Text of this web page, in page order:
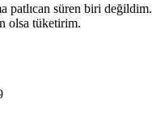
patlıcan süren biri değildim.
olsa tüketirim.